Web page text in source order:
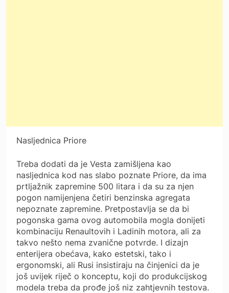
Nasljednica Priore
Treba dodati da je Vesta zamišljena kao
nasljednica kod nas slabo poznate Priore, da ima
prtljažnik zapremine 500 litara i da su za njen
pogon namijenjena četiri benzinska agregata
nepoznate zapremine. Pretpostavlja se da bi
pogonska gama ovog automobila mogla donijeti
kombinaciju Renaultovih i Ladinih motora, ali za
takvo nešto nema zvanične potvrde. I dizajn
enterijera obećava, kako estetski, tako i
ergonomski, ali Rusi insistiraju na činjenici da je
još uvijek riječ o konceptu, koji do produkcijskog
modela treba da prođe još niz zahtjevnih testova.